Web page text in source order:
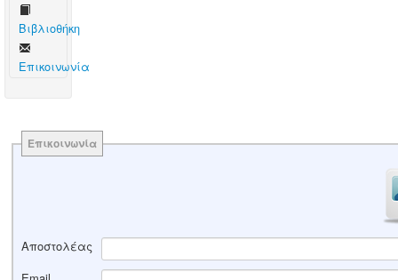
Βιβλιοθήκη
Επικοινωνία
Επικοινωνία
Αποστολέας